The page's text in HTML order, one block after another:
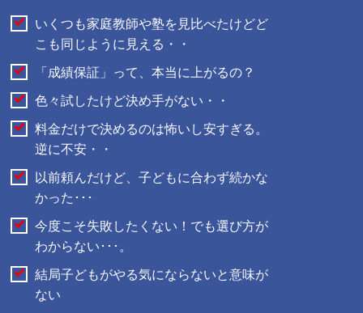
いくつも家庭教師や塾を見比べたけどど
こも同じように見える・・
「成績保証」って、本当に上がるの？
色々試したけど決め手がない・・
料金だけで決めるのは怖いし安すぎる。
逆に不安・・
以前頼んだけど、子どもに合わず続かな
かった･･･
今度こそ失敗したくない！でも選び方が
わからない･･･。
結局子どもがやる気にならないと意味が
ない